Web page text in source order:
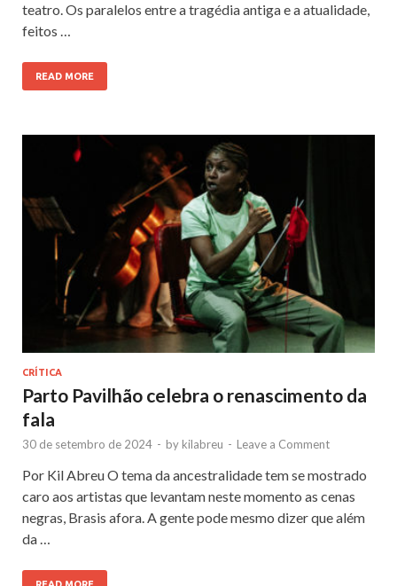
teatro. Os paralelos entre a tragédia antiga e a atualidade,
feitos …
READ MORE
CRÍTICA
Parto Pavilhão celebra o renascimento da
fala
30 de setembro de 2024 - by kilabreu - Leave a Comment
Por Kil Abreu O tema da ancestralidade tem se mostrado
caro aos artistas que levantam neste momento as cenas
negras, Brasis afora. A gente pode mesmo dizer que além
da …